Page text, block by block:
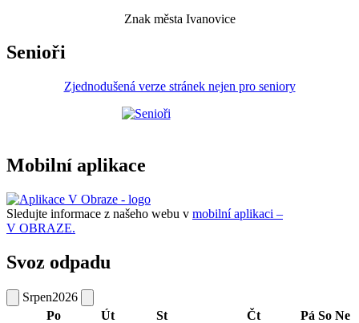
Znak města Ivanovice
Senioři
Zjednodušená verze stránek nejen pro seniory
Mobilní aplikace
Sledujte informace z našeho webu v mobilní aplikaci –
V OBRAZE.
Svoz odpadu
Srpen2026
Po
Út St Čt Pá So Ne